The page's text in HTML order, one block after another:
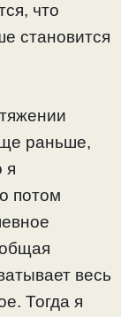
что
становится
раньше,
я
потом
весь
Тогда я